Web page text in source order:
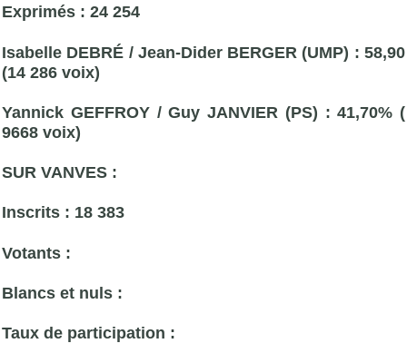
Exprimés : 24 254
Isabelle DEBRÉ / Jean-Dider BERGER (UMP) : 58,90
(14 286 voix)
Yannick GEFFROY /Guy JANVIER (PS) : 41,70% (
9668 voix)
SUR VANVES :
Inscrits : 18 383
Votants :
Blancs et nuls :
Taux de participation :